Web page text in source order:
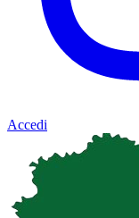
Accedi